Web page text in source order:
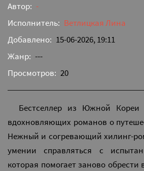
Автор: -
Исполнитель: Ветлицкая Лина
Добавлено: 15-06-2026, 19:11
Жанр: ---
Просмотров: 20
Бестселлер из Южной
вдохновляющих романов о
Нежный и согревающий хилинг-
умении справляться с
которая помогает заново обрести